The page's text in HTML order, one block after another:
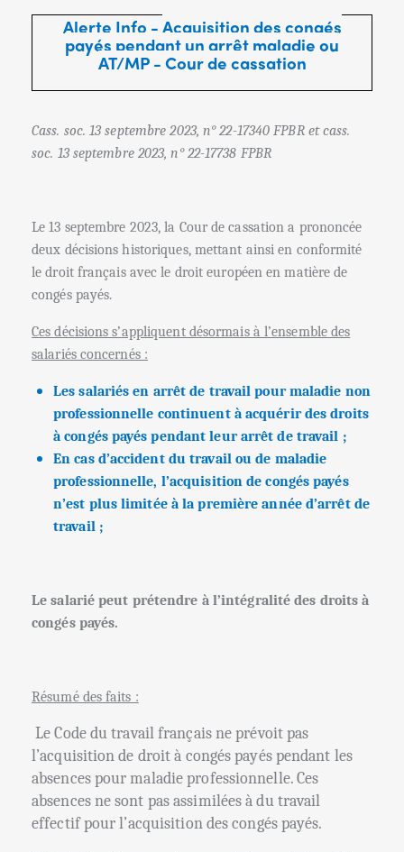
Alerte Info -Acquisition des congés
payés pendant un arrêt maladie ou
AT/MP -Cour de cassation
Cass. soc. 13 septembre 2023, n° 22-17340 FPBR et cass.
soc. 13 septembre 2023, n° 22-17738 FPBR
Le 13 septembre 2023, la Cour de cassation a prononcée
deux décisions historiques, mettant ainsi en conformité
le droit français avec le droit européen en matière de
congés payés.
Ces décisions s’appliquent désormais à l’ensemble des
salariés concernés :
Les salariés en arrêt de travail pour maladie non
professionnelle continuent à acquérir des droits
à congés payés pendant leur arrêt de travail ;
En cas d’accident du travail ou de maladie
professionnelle, l’acquisition de congés payés
n’est plus limitée à la première année d’arrêt de
travail ;
Le salarié peut prétendre à l’intégralité des droits à
congés payés.
Résumé des faits :
Le Code du travail français ne prévoit pas
l’acquisition de droit à congés payés pendant les
absences pour maladie professionnelle. Ces
absences ne sont pas assimilées à du travail
effectif pour l’acquisition des congés payés.